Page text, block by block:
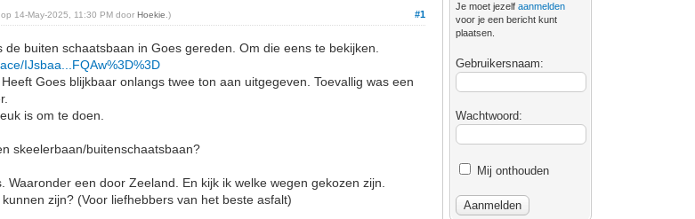
#1
14-May-2025, 11:30 PM doorHoekie .)
buiten schaatsbaan in Goes gereden. Om die eens te bekijken.
IJsbaa...FQAw%3D%3D
Goes blijkbaar onlangs twee ton aan uitgegeven. Toevallig was een
is om te doen.
skeelerbaan/buitenschaatsbaan?
een door Zeeland. En kijk ik welke wegen gekozen zijn.
zijn? (Voor liefhebbers van het beste asfalt)
Je moet jezelfaanmelden
voor je een bericht kunt
plaatsen.
Gebruikersnaam:
Wachtwoord:
Mij onthouden